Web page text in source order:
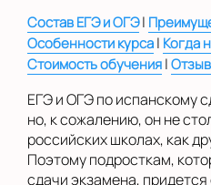
на
на
в
области
Показать
Состав ЕГЭ и ОГЭ|
Особенности курса| Когда
Стоимость обучения|
ЕГЭ и ОГЭ по испанскому
но, к сожалению, он не
российских школах, как
Поэтому подросткам,
сдачи экзамена,